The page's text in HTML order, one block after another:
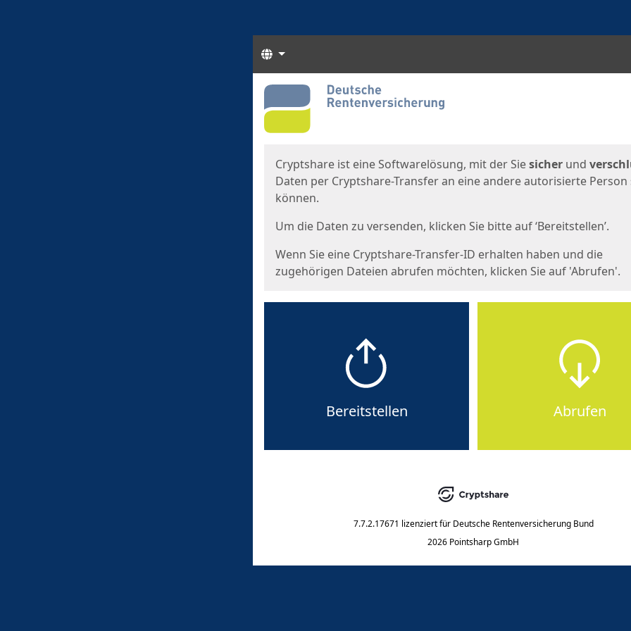
Sprachen
Start
Cryptshare ist eine Softwarelösung, mit der Siesicher und
Daten per Cryptshare-Transfer an eine andere autorisierte Person
können.
Um die Daten zu versenden, klicken Sie bitte auf ‘Bereitstellen’.
Wenn Sie eine Cryptshare-Transfer-ID erhalten haben und die
zugehörigen Dateien abrufen möchten, klicken Sie auf 'Abrufen'.
Bereitstellen Abrufen
7.7.2.17671 lizenziert für Deutsche Rentenversicherung Bund
2026 Pointsharp GmbH